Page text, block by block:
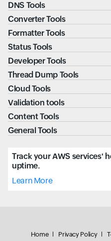
DNS Tools
Converter Tools
Formatter Tools
Status Tools
Developer Tools
Thread Dump Tools
Cloud Tools
Validation tools
Content Tools
General Tools
Track your AWS services'
uptime.
Learn More
Home Privacy Policy